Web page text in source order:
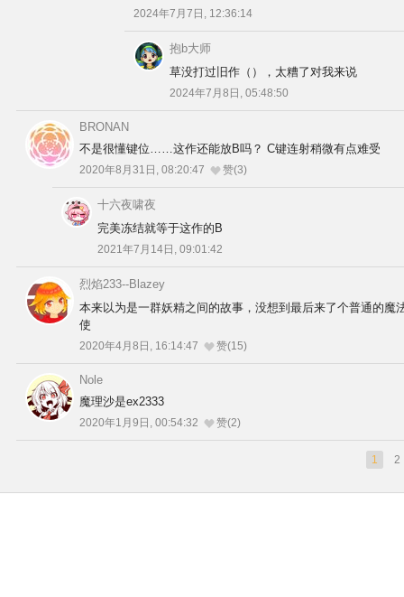
2024年7月7日, 12:36:14
抱b大师
草没打过旧作（），太糟了对我来说
2024年7月8日, 05:48:50
BRONAN
不是很懂键位……这作还能放B吗？ C键连射稍微有点难受
2020年8月31日, 08:20:47 赞(3)
十六夜啸夜
完美冻结就等于这作的B
2021年7月14日, 09:01:42
烈焰233--Blazey
本来以为是一群妖精之间的故事，没想到最后来了个普通的魔
使
2020年4月8日, 16:14:47 赞(15)
Nole
魔理沙是ex2333
2020年1月9日, 00:54:32 赞(2)
1 2